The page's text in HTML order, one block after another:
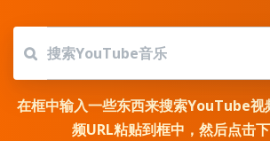
在框中输入一些东西来搜索YouTube视
频URL粘贴到框中，然后点击下